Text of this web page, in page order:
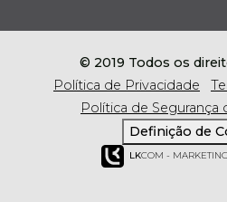
© 2019 Todos os
Política de Privacidade
Política de Segurança
Definição de
LKCOM -